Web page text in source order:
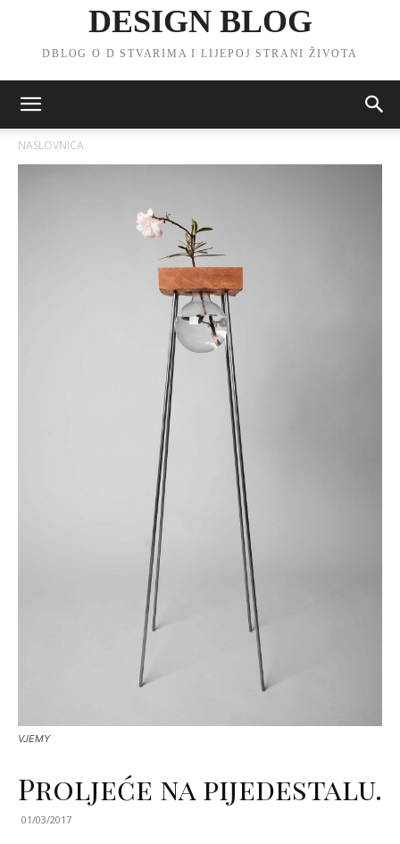
DESIGN BLOG
DBLOG O D STVARIMA I LIJEPOJ STRANI ŽIVOTA
NASLOVNICA
VJEMY
Proljeće na pijedestalu.
01/03/2017